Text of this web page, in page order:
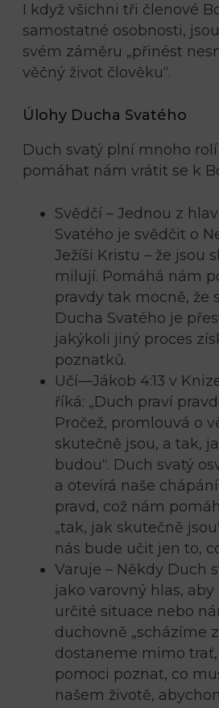
I když všichni tři členové
samostatné osobnosti,
svém záměru „přinést
věčný život člověku“.
Úlohy Ducha Svatého
Duch svatý plní mnoho
pomáhat nám vrátit se k
Svědčí – Jednou z
Svatého je svědčit o
Ježíši Kristu – že jsou
milují. Pomáhá nám
pravdy tak mocně, že
Ducha Svatého je
jakýkoli jiný proces
poznatků.
Učí—Jákob 4:13 v
říká: „Duch praví
Pročež, promlouvá o
skutečně jsou, a tak,
budou“. Duch svatý
a otevírá naše
pravd, což nám
„tak, jak skutečně
nás bude učit jen to,
Varuje – Někdy Duch
jako varovný hlas, aby
určité situace nebo
duchovně „scházíme
dostaneme mimo
pomoci poznat, co
našem životě,